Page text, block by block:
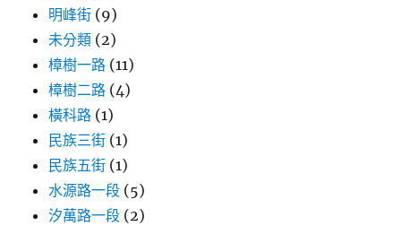
明峰街 (9)
未分類 (2)
樟樹一路 (11)
樟樹二路 (4)
橫科路 (1)
民族三街 (1)
民族五街 (1)
水源路一段 (5)
汐萬路一段 (2)